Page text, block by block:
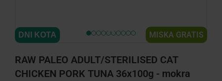
MISKA GRATIS
DNI KOTA
RAW PALEO ADULT/STERILISED CAT
CHICKEN PORK TUNA 36x100g - mokra